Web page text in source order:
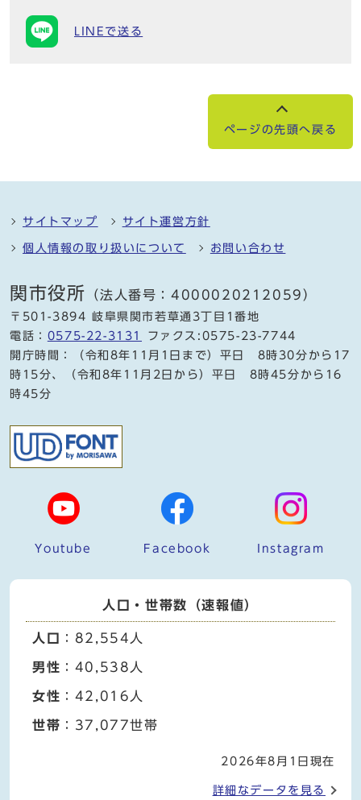
LINEで送る
ページの先頭へ戻る
サイトマップ サイト運営方針
個人情報の取り扱いについて お問い合わせ
関市役所 （法人番号：4000020212059）
〒501-3894 岐阜県関市若草通3丁目1番地
電話： 0575-22-3131
ファクス:0575-23-7744
開庁時間：（令和8年11月1日まで）平日 8時30分から17
時15分、（令和8年11月2日から）平日 8時45分から16
時45分
Youtube Facebook Instagram
人口・世帯数（速報値）
人口 ：82,554人
男性 ：40,538人
女性 ：42,016人
世帯 ：37,077世帯
2026年8月1日現在
詳細なデータを見る